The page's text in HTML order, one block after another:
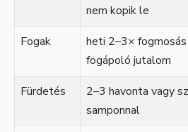
nem kopik le
Fogak
heti 2–3×
fogápoló jutalom
Fürdetés
2–3 havonta vagy
samponnal